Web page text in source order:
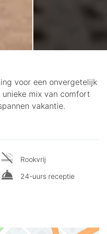
voor een onvergetelijk
mix van comfort
vakantie.
Rookvrij
24-uurs receptie